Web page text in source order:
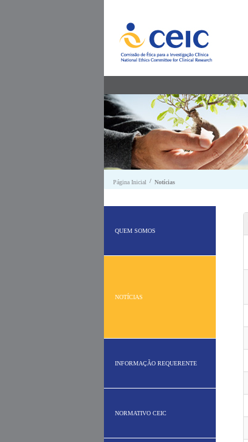
Página Inicial / Notícias
QUEM SOMOS
NOTÍCIAS
INFORMAÇÃO REQUERENTE
NORMATIVO CEIC